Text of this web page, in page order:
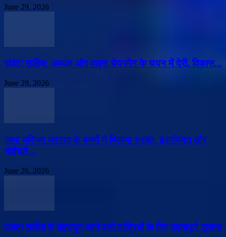
June 29, 2026
पांवटा साहिब: अध्यक्ष और वाइस चेयरमैन के चयन में देरी, विकास...
June 29, 2026
जामा मस्जिद मदरसा के बच्चों ने पिलाया शरबत, इंसानियत और
भाईचारे...
June 26, 2026
पांवटा साहिब से देहरादून जाने वाले यात्रियों के लिए महत्वपूर्ण सूचना